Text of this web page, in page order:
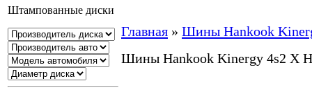
Штампованные диски
Главная » Шины Hankook
Шины Hankook Kinergy 4s2 X